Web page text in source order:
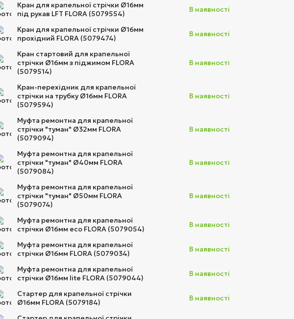
Кран для крапельної стрічки Ø16мм
під рукав LFT FLORA (5079554)
В наявності
Кран для крапельної стрічки Ø16мм
прохідний FLORA (5079474)
В наявності
Кран стартовий для крапельної
стрічки Ø16мм з піджимом FLORA
(5079514)
В наявності
Кран-перехідник для крапельної
стрічки на трубку Ø16мм FLORA
(5079594)
В наявності
Муфта ремонтна для крапельної
стрічки "туман" Ø32мм FLORA
(5079094)
В наявності
Муфта ремонтна для крапельної
стрічки "туман" Ø40мм FLORA
(5079084)
В наявності
Муфта ремонтна для крапельної
стрічки "туман" Ø50мм FLORA
(5079074)
В наявності
Муфта ремонтна для крапельної
стрічки Ø16мм eco FLORA (5079054)
В наявності
Муфта ремонтна для крапельної
стрічки Ø16мм FLORA (5079034)
В наявності
Муфта ремонтна для крапельної
стрічки Ø16мм lite FLORA (5079044)
В наявності
Стартер для крапельної стрічки
Ø16мм FLORA (5079184)
В наявності